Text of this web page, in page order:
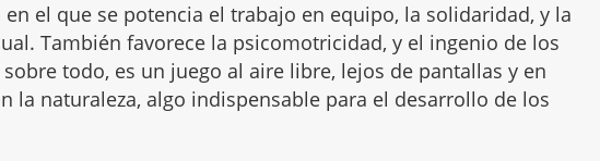
en el que se potencia el trabajo en equipo, la solidaridad, y la
También favorece la psicomotricidad, y el ingenio de los
todo, es un juego al aire libre, lejos de pantallas y en
la naturaleza, algo indispensable para el desarrollo de los